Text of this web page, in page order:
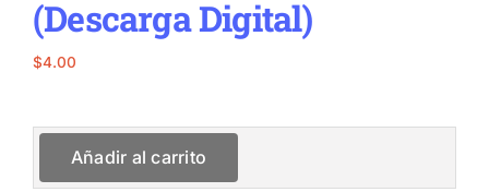
(Descarga Digital)
$4.00
Añadir al carrito